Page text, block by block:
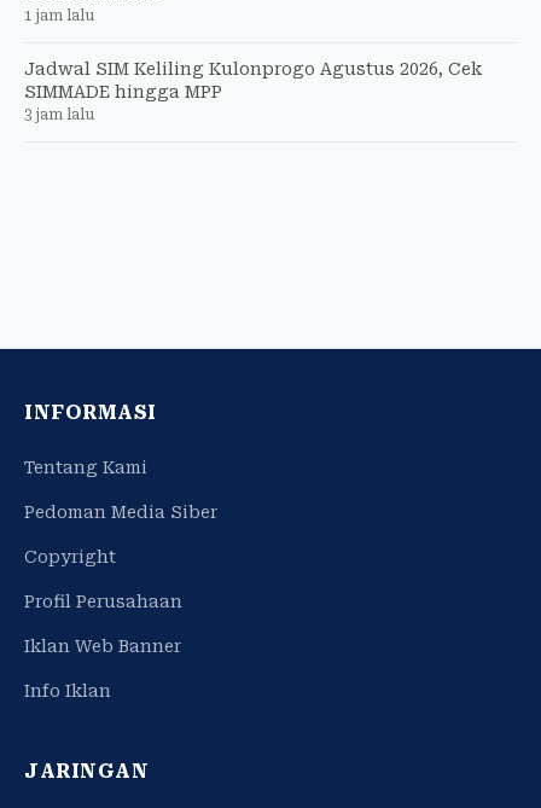
1 jam lalu
Jadwal SIM Keliling Kulonprogo Agustus 2026, Cek
SIMMADE hingga MPP
3 jam lalu
INFORMASI
Tentang Kami
Pedoman Media Siber
Copyright
Profil Perusahaan
Iklan Web Banner
Info Iklan
JARINGAN